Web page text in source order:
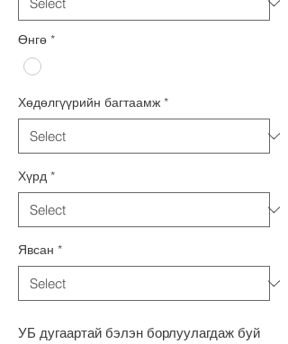
Өнгө *
Хөдөлгүүрийн багтаамж *
Хүрд *
Явсан *
УБ дугаартай бэлэн борлуулагдаж буй